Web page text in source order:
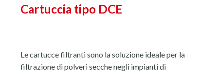
Cartuccia tipo DCE
Le cartucce filtranti sono la soluzione ideale per la
filtrazione di polveri secche negli impianti di